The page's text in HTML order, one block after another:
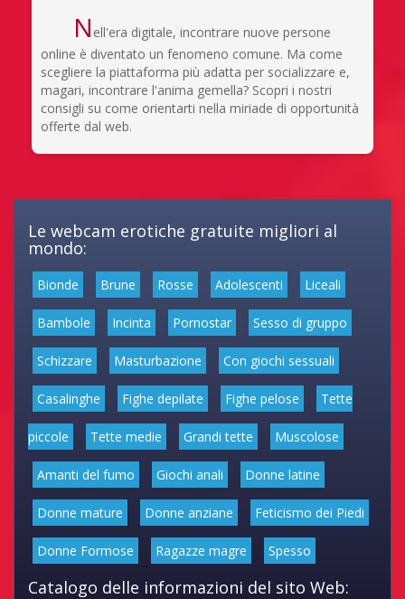
N ell'era digitale, incontrare nuove persone
online è diventato un fenomeno comune. Ma come
scegliere la piattaforma più adatta per socializzare e,
magari, incontrare l'anima gemella? Scopri i nostri
consigli su come orientarti nella miriade di opportunità
offerte dal web.
Le webcam erotiche gratuite migliori al
mondo:
Bionde Brune Rosse Adolescenti Liceali
Bambole Incinta Pornostar Sesso di gruppo
Schizzare Masturbazione Con giochi sessuali
Casalinghe Fighe depilate Fighe pelose Tette
piccole Tette medie Grandi tette Muscolose
Amanti del fumo Giochi anali Donne latine
Donne mature Donne anziane Feticismo dei Piedi
Donne Formose Ragazze magre Spesso
Catalogo delle informazioni del sito Web: